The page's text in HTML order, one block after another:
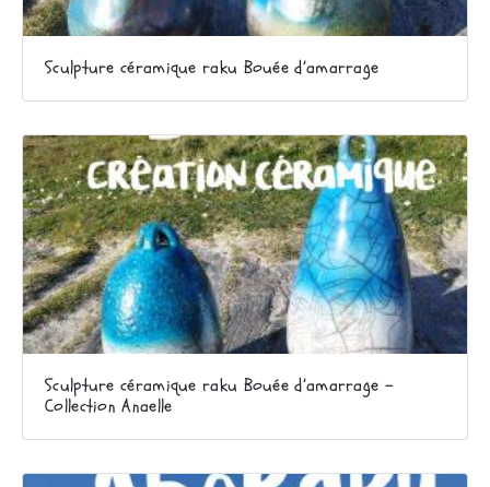
Sculpture céramique raku Bouée d’amarrage
Sculpture céramique raku Bouée d’amarrage –
Collection Anaelle